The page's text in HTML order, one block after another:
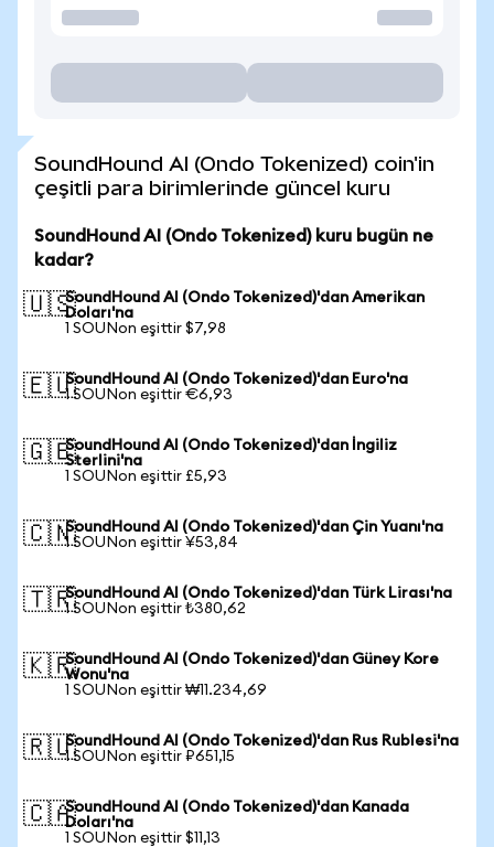
SoundHound AI (Ondo Tokenized) coin'in
çeşitli para birimlerinde güncel kuru
SoundHound AI (Ondo Tokenized) kuru bugün ne
kadar?
🇺🇸SoundHound AI (Ondo Tokenized)'dan Amerikan
Doları'na
1 SOUNon eşittir $7,98
🇪🇺SoundHound AI (Ondo Tokenized)'dan Euro'na
1 SOUNon eşittir €6,93
🇬🇧SoundHound AI (Ondo Tokenized)'dan İngiliz
Sterlini'na
1 SOUNon eşittir £5,93
🇨🇳SoundHound AI (Ondo Tokenized)'dan Çin Yuanı'na
1 SOUNon eşittir ¥53,84
🇹🇷SoundHound AI (Ondo Tokenized)'dan Türk Lirası'na
1 SOUNon eşittir ₺380,62
🇰🇷SoundHound AI (Ondo Tokenized)'dan Güney Kore
Wonu'na
1 SOUNon eşittir ₩11.234,69
🇷🇺SoundHound AI (Ondo Tokenized)'dan Rus Rublesi'na
1 SOUNon eşittir ₽651,15
🇨🇦SoundHound AI (Ondo Tokenized)'dan Kanada
Doları'na
1 SOUNon eşittir $11,13